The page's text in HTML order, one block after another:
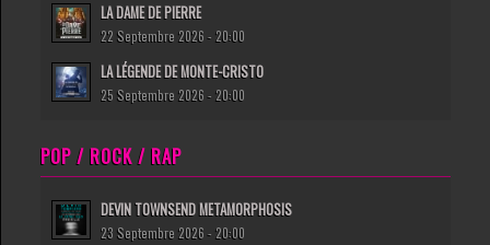
LA DAME DE PIERRE
22 Septembre 2026 - 20:00
LA LÉGENDE DE MONTE-CRISTO
25 Septembre 2026 - 20:00
POP / ROCK / RAP
DEVIN TOWNSEND METAMORPHOSIS
23 Septembre 2026 - 20:00